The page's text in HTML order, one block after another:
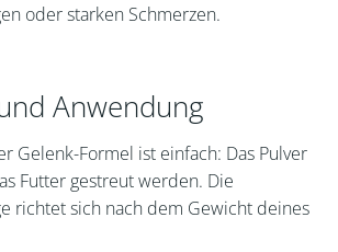
oder starken Schmerzen.
Anwendung
Gelenk-Formel ist einfach: Das Pulver
Futter gestreut werden. Die
richtet sich nach dem Gewicht deines